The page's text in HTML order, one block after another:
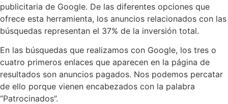
publicitaria de Google. De las diferentes opciones que
ofrece esta herramienta, los anuncios relacionados con las
búsquedas representan el 37% de la inversión total.
En las búsquedas que realizamos con Google, los tres o
cuatro primeros enlaces que aparecen en la página de
resultados son anuncios pagados. Nos podemos percatar
de ello porque vienen encabezados con la palabra
“Patrocinados”.